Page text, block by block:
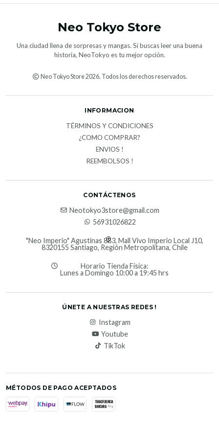
Neo Tokyo Store
Una ciudad llena de sorpresas y mangas. Si buscas leer una buena
historia, NeoTokyo es tu mejor opción.
Neo Tokyo Store 2026. Todos los derechos reservados.
INFORMACION
TÉRMINOS Y CONDICIONES
¿COMO COMPRAR?
ENVIOS !
REEMBOLSOS !
CONTÁCTENOS
Neotokyo3store@gmail.com
56931026822
"Neo Imperio" Agustinas 883, Mall Vivo Imperio Local J10,
8320155 Santiago, Región Metropolitana, Chile
Horario Tienda Física:
Lunes a Domingo 10:00 a 19:45 hrs
ÚNETE A NUESTRAS REDES !
Instagram
Youtube
TikTok
MÉTODOS DE PAGO ACEPTADOS